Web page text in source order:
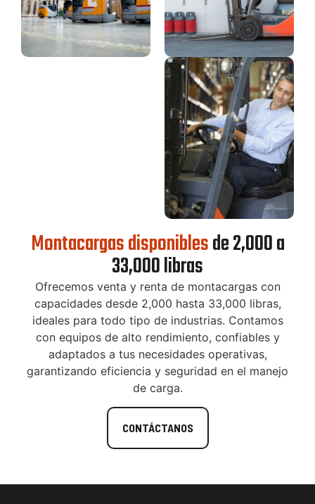
Montacargas disponiblesde 2,000 a
33,000 libras
Ofrecemos venta y renta de montacargas con
capacidades desde 2,000 hasta 33,000 libras,
ideales para todo tipo de industrias. Contamos
con equipos de alto rendimiento, confiables y
adaptados a tus necesidades operativas,
garantizando eficiencia y seguridad en el manejo
de carga.
CONTÁCTANOS